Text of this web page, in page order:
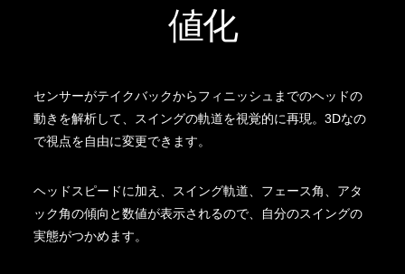
値化
センサーがテイクバックからフィニッシュまでのヘッドの
動きを解析して、スイングの軌道を視覚的に再現。3Dなの
で視点を自由に変更できます。
ヘッドスピードに加え、スイング軌道、フェース角、アタ
ック角の傾向と数値が表示されるので、自分のスイングの
実態がつかめます。